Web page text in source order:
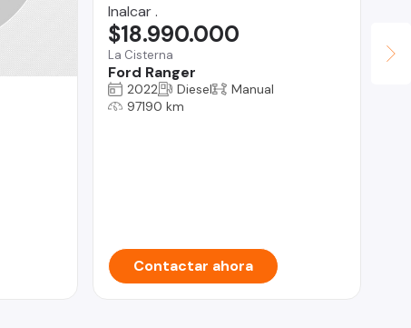
Inalcar .
La Cisterna
Ford Ranger
$18.990.000
2022 Diesel
Manual
97190 km
Contactar ahora